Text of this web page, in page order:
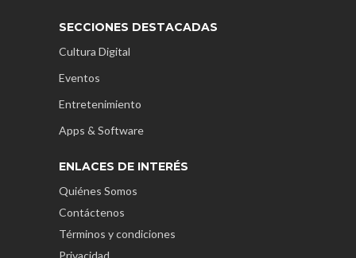
SECCIONES DESTACADAS
Cultura Digital
Eventos
Entretenimiento
Apps & Software
ENLACES DE INTERÉS
Quiénes Somos
Contáctenos
Términos y condiciones